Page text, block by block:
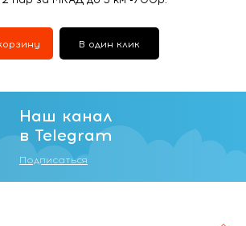
В один клик
Наш канал
в Telegram
Подписаться